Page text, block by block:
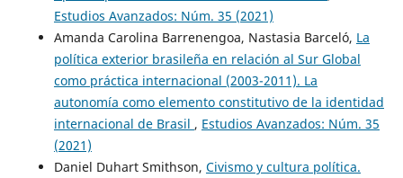
Estudios Avanzados: Núm. 35 (2021)
Amanda Carolina Barrenengoa, Nastasia Barceló, La
política exterior brasileña en relación al Sur Global
como práctica internacional (2003-2011). La
autonomía como elemento constitutivo de la identidad
internacional de Brasil , Estudios Avanzados: Núm. 35
(2021)
Daniel Duhart Smithson, Civismo y cultura política.